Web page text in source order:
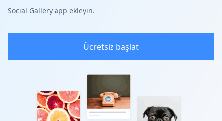
Social Gallery app ekleyin.
Ücretsiz başlat